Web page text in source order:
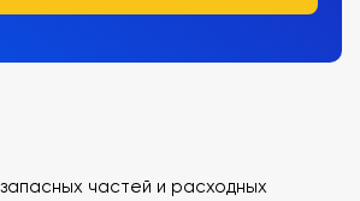
частей и расходных